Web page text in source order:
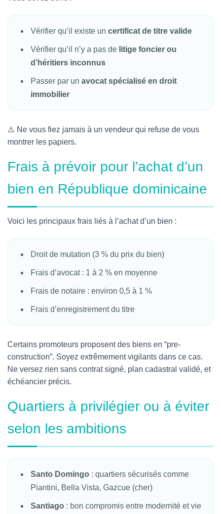
Vérifier qu’il existe un certificat de titre valide
Vérifier qu’il n’y a pas de litige foncier ou
d’héritiers inconnus
Passer par un avocat spécialisé en droit
immobilier
⚠️ Ne vous fiez jamais à un vendeur qui refuse de vous
montrer les papiers.
Frais à prévoir pour l’achat d’un
bien en République dominicaine
Voici les principaux frais liés à l’achat d’un bien :
Droit de mutation (3 % du prix du bien)
Frais d’avocat : 1 à 2 % en moyenne
Frais de notaire : environ 0,5 à 1 %
Frais d’enregistrement du titre
Certains promoteurs proposent des biens en “pre-
construction”. Soyez extrêmement vigilants dans ce cas.
Ne versez rien sans contrat signé, plan cadastral validé, et
échéancier précis.
Quartiers à privilégier ou à éviter
selon les ambitions
Santo Domingo : quartiers sécurisés comme
Piantini, Bella Vista, Gazcue (cher)
Santiago : bon compromis entre modernité et vie